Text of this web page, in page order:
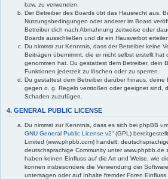
bzw. zu verwenden.
Der Betreiber des Boards übt das Hausrecht aus.
Nutzungsbedingungen oder anderer im Board
Betreiber dich nach Abmahnung zeitweise oder
Boards ausschließen und dir ein Hausverbot erteilen.
Du nimmst zur Kenntnis, dass der Betreiber keine
Beiträgen übernimmt, die er nicht selbst erstellt hat
genommen hat. Du gestattest dem Betreiber, dein
Funktionen jederzeit zu löschen oder zu sperren.
Du gestattest dem Betreiber darüber hinaus, deine
gegen o. g. Regeln verstoßen oder geeignet sind,
Schaden zuzufügen.
4. GENERAL PUBLIC LICENSE
Du nimmst zur Kenntnis, dass es sich bei phpBB um
GNU General Public License v2“ (GPL)
Limited (www.phpbb.com) handelt;
deutschsprachige Community unter www.phpbb.de
haben keinen Einfluss auf die Art und Weise, wie
können insbesondere die Verwendung der
untersagen oder auf Inhalte fremder Foren Einfluss